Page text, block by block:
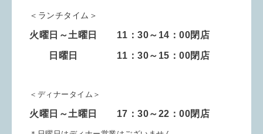
＜ランチタイム＞
火曜日～土曜日 11：30～14：00閉店
日曜日 11：30～15：00閉店
＜ディナータイム＞
火曜日～土曜日 17：30～22：00閉店